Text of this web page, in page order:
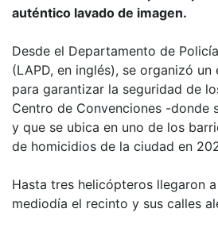
auténtico lavado de imagen.
Desde el Departamento de
(LAPD, en inglés), se organizó
para garantizar la seguridad de
Centro de Convenciones -donde
y que se ubica en uno de los
de homicidios de la ciudad en
Hasta tres helicópteros llegaron
mediodía el recinto y sus calles